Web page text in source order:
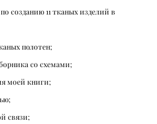
созданию 11 тканых изделий в
полотен;
со схемами;
моей книги;
связи;